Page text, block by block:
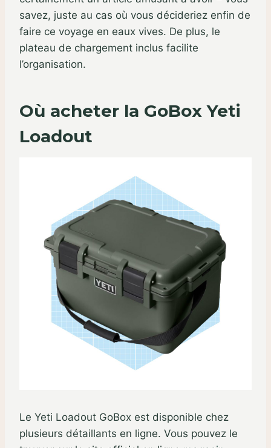
savez, juste au cas où vous décideriez enfin de
faire ce voyage en eaux vives. De plus, le
plateau de chargement inclus facilite
l’organisation.
Où acheter la GoBox Yeti
Loadout
Le Yeti Loadout GoBox est disponible chez
plusieurs détaillants en ligne. Vous pouvez le